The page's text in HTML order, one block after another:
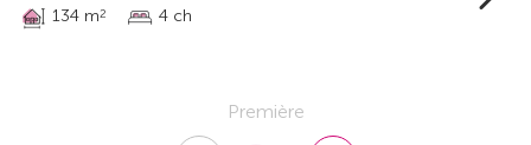
134 m2 4 ch
Première